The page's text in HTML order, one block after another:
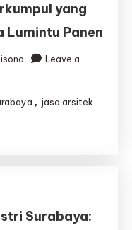
yang
Lumintu Panen
Leave a
, jasa arsitek
Surabaya: